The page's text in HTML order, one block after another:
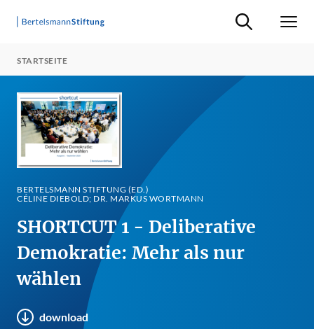
Suche ein-/
STARTSEITE
BERTELSMANN STIFTUNG (ED.)
CÉLINE DIEBOLD; DR. MARKUS WORTMANN
SHORTCUT 1 - Deliberative
Demokratie: Mehr als nur
wählen
download